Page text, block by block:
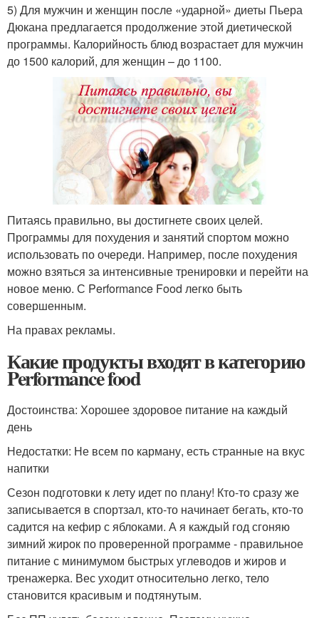
5) Для мужчин и женщин после «ударной» диеты Пьера
Дюкана предлагается продолжение этой диетической
программы. Калорийность блюд возрастает для мужчин
до 1500 калорий, для женщин – до 1100.
Питаясь правильно, вы достигнете своих целей.
Программы для похудения и занятий спортом можно
использовать по очереди. Например, после похудения
можно взяться за интенсивные тренировки и перейти на
новое меню. С Performance Food легко быть
совершенным.
На правах рекламы.
Какие продукты входят в категорию
Performance food
Достоинства: Хорошее здоровое питание на каждый
день
Недостатки: Не всем по карману, есть странные на вкус
напитки
Сезон подготовки к лету идет по плану! Кто-то сразу же
записывается в спортзал, кто-то начинает бегать, кто-то
садится на кефир с яблоками. А я каждый год сгоняю
зимний жирок по проверенной программе - правильное
питание с минимумом быстрых углеводов и жиров и
тренажерка. Вес уходит относительно легко, тело
становится красивым и подтянутым.